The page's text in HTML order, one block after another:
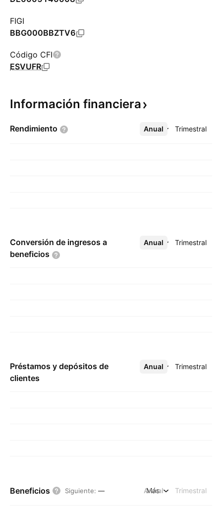
FIGI
BBG000BBZTV6
Código CFI
ESVUFR
Información financiera
Rendimiento Anual Trimestral
Más
Conversión de ingresos a
beneficios
Anual Trimestral
Más
Préstamos y depósitos de
clientes
Anual Trimestral
Más
Beneficios Siguiente: — Anual Trimestral
Más